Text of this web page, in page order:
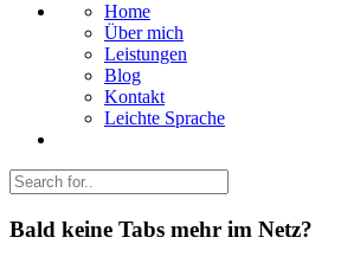
Home
Über mich
Leistungen
Blog
Kontakt
Leichte Sprache
Bald keine Tabs mehr im Netz?